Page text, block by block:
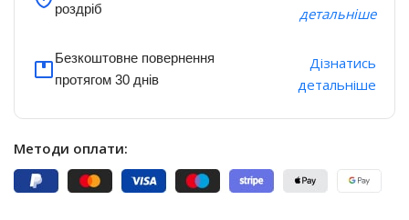
роздріб
детальніше
Безкоштовне повернення
протягом 30 днів
Дізнатись
детальніше
Методи оплати: